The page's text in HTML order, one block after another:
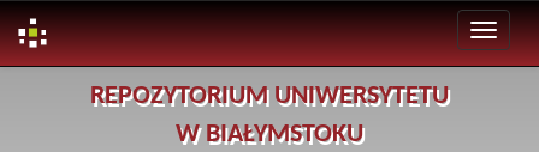
REPOZYTORIUM UNIWERSYTETU
W BIAŁYMSTOKU